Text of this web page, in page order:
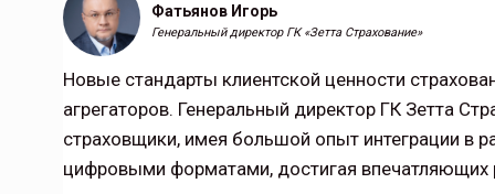
Фатьянов Игорь
Генеральный директор ГК «Зетта Страхование»
Новые стандарты клиентской ценности
агрегаторов. Генеральный директор ГК Зетта
страховщики, имея большой опыт интеграции в
цифровыми форматами, достигая впечатляющих